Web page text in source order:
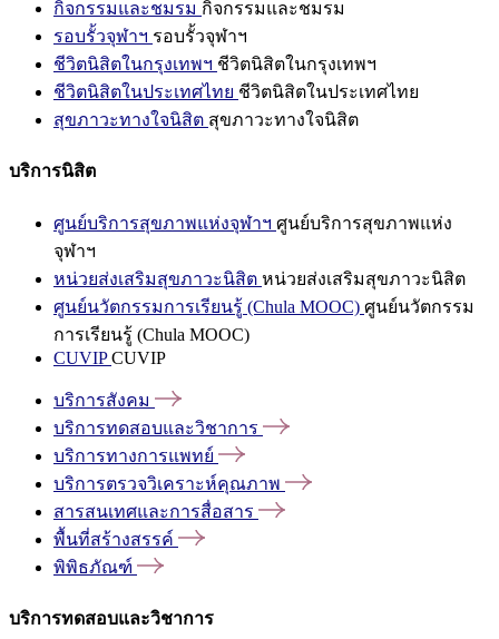
กิจกรรมและชมรม กิจกรรมและชมรม
รอบรั้วจุฬาฯ รอบรั้วจุฬาฯ
ชีวิตนิสิตในกรุงเทพฯ ชีวิตนิสิตในกรุงเทพฯ
ชีวิตนิสิตในประเทศไทย ชีวิตนิสิตในประเทศไทย
สุขภาวะทางใจนิสิต สุขภาวะทางใจนิสิต
บริการนิสิต
ศูนย์บริการสุขภาพแห่งจุฬาฯ ศูนย์บริการสุขภาพแห่ง
จุฬาฯ
หน่วยส่งเสริมสุขภาวะนิสิต หน่วยส่งเสริมสุขภาวะนิสิต
ศูนย์นวัตกรรมการเรียนรู้ (Chula MOOC) ศูนย์นวัตกรรม
การเรียนรู้ (Chula MOOC)
CUVIPCUVIP
บริการสังคม
บริการทดสอบและวิชาการ
บริการทางการแพทย์
บริการตรวจวิเคราะห์คุณภาพ
สารสนเทศและการสื่อสาร
พื้นที่สร้างสรรค์
พิพิธภัณฑ์
บริการทดสอบและวิชาการ